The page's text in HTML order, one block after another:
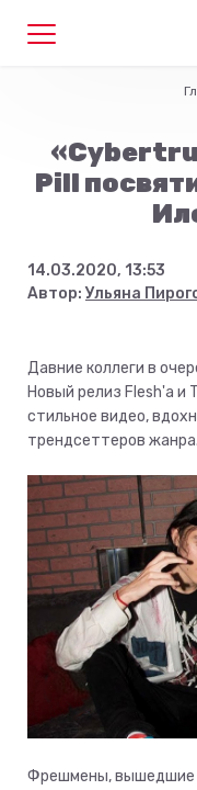
Pill
14.03.2020, 13:53
Автор:Ульяна
Давние коллеги в
Новый релиз Flesh'a и
стильное видео,
трендсеттеров жанра.
Фрешмены, вышедшие